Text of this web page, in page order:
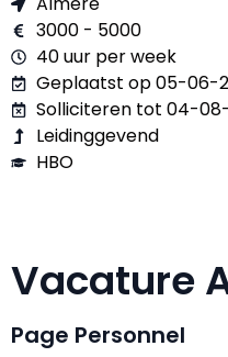
3000 - 5000
40 uur per week
Geplaatst op 05-06-
Solliciteren tot 04-
Leidinggevend
HBO
Vacature
Page Personnel